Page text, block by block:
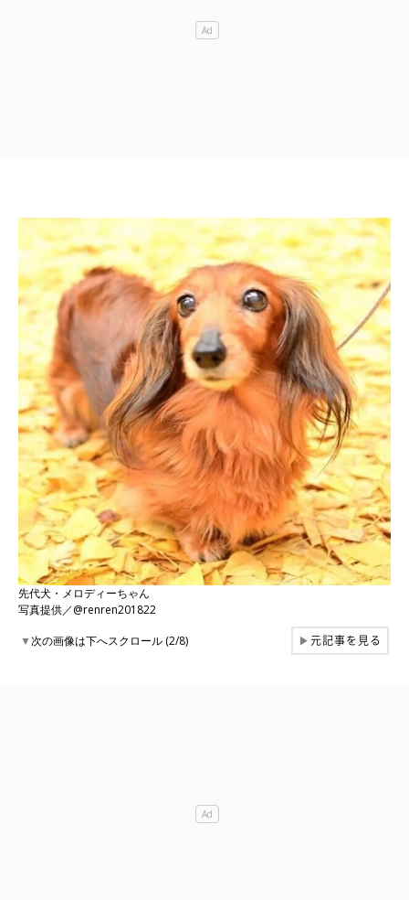
先代犬・メロディーちゃん
写真提供／@renren201822
▼次の画像は下へスクロール (2/8) ▶元記事を見る